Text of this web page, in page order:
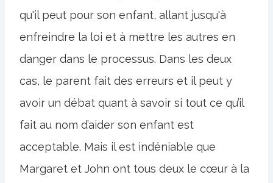
qu'il peut pour son enfant, allant jusqu'à
enfreindre la loi et à mettre les autres en
danger dans le processus. Dans les deux
cas, le parent fait des erreurs et il peut y
avoir un débat quant à savoir si tout ce qu’il
fait au nom d’aider son enfant est
acceptable. Mais il est indéniable que
Margaret et John ont tous deux le cœur à la